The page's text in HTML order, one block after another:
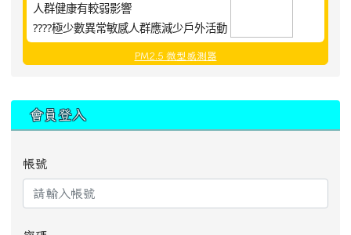
人群健康有較弱影響
????極少數異常敏感人群應減少戶外活動
PM2.5 微型感測器
會員登入
帳號